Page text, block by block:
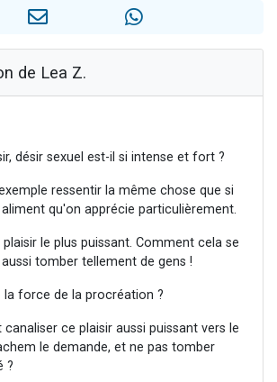
Il reste 49 places pour étudier en groupe sur Zoom
2 personnes viennent de nous rejoindre sur WhatsApp
de Lea Z.
désir sexuel est-il si intense et fort ?
ressentir la même chose que si
qu'on apprécie particulièrement.
le plus puissant. Comment cela se
tomber tellement de gens !
la force de la procréation ?
ce plaisir aussi puissant vers le
le demande, et ne pas tomber
?